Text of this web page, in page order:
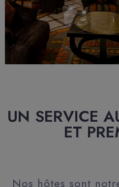
UN SERVICE
ET
Nos hôtes sont